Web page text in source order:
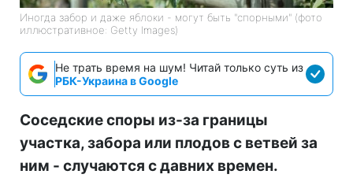
Иногда забор и даже яблоки - могут быть "спорными" (фото
иллюстративное: Getty Images)
Не трать время на шум! Читай только суть из
РБК-Украина в Google
Соседские споры из-за границы
участка, забора или плодов с ветвей за
ним - случаются с давних времен.